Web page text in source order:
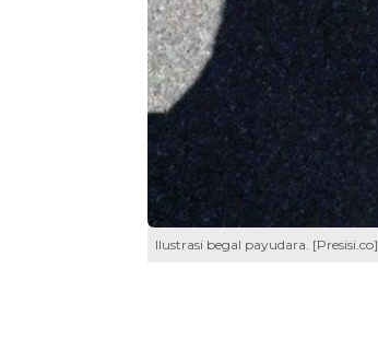
Ilustrasi begal payudara. [Presisi.co]